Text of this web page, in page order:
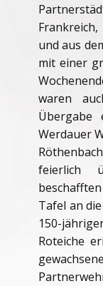
und aus
mit einer
waren
Übergabe
Werdauer
feierlich
Tafel an
150-
Roteiche